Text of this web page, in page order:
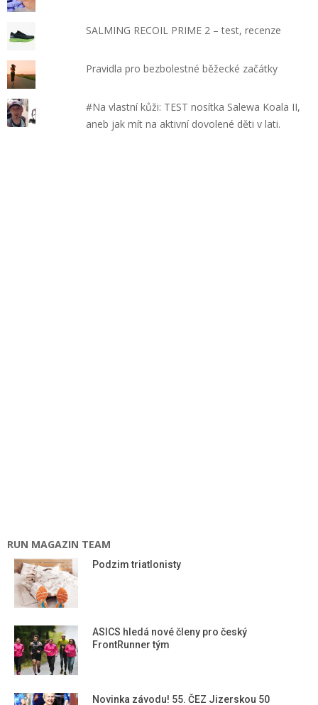
SALMING RECOIL PRIME 2 – test, recenze
Pravidla pro bezbolestné běžecké začátky
#Na vlastní kůži: TEST nosítka Salewa Koala II,
aneb jak mít na aktivní dovolené děti v lati.
RUN MAGAZIN TEAM
Podzim triatlonisty
ASICS hledá nové členy pro český
FrontRunner tým
Novinka závodu! 55. ČEZ Jizerskou 50